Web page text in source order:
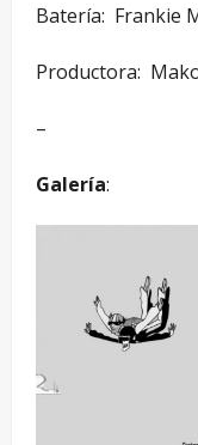
Batería: ­ Frankie
Productora:
–
Galería: